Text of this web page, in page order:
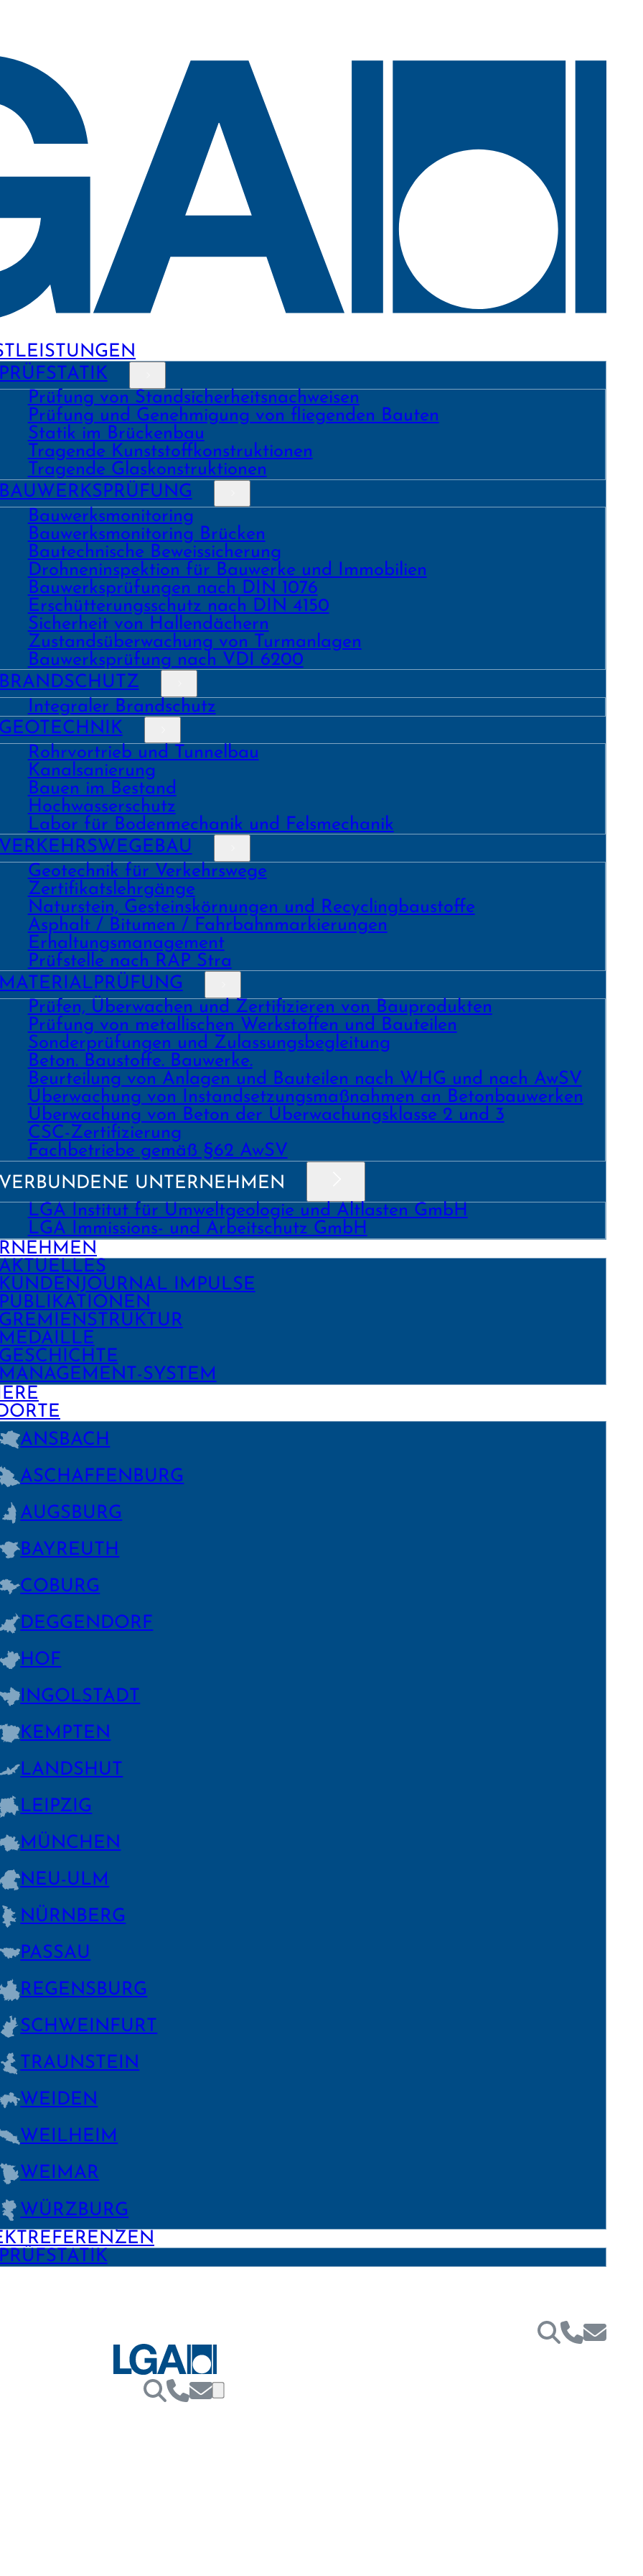
Prüfung von Stand­sicher­heits­nach­weisen
Prüfung und Geneh­migung von fliegenden Bauten
Statik im Brückenbau
Tragende Kunst­stoff­konstruk­tionen
Tragende Glas­konstruk­tionen
Bauwerks­monitoring
Bauwerks­monitoring Brücken
Bau­tech­nische Beweis­sicherung
Drohnen­inspektion für Bauwerke und Immobilien
Bau­werks­prüfungen nach DIN 1076
Erschüt­terungs­schutz nach DIN 4150
Sicher­heit von Hallen­dächern
Zustands­überwachung von Turm­anlagen
Bauwerks­prüfung nach VDI 6200
Integraler Brandschutz
Rohrvortrieb und Tunnelbau
Kanal­sanierung
Bauen im Bestand
Hochwasser­schutz
Labor für Boden­mechanik und Fels­mechanik
Geo­technik für Verkehrs­wege
Zertifikats­lehrgänge
Natur­stein, Gesteins­kör­nungen und Recycling­baustoffe
Asphalt / Bitumen / Fahrbahnmarkierungen
Erhaltungs­manage­ment
Prüf­stelle nach RAP Stra
Prüfen, Überwachen und Zertifizieren von Bauprodukten
Prüfung von metallischen Werk­stoffen und Bau­teilen
Sonder­prüfungen und Zulassungs­begleitung
Beton. Bau­stoffe. Bau­werke.
Beurtei­lung von Anlagen und Bau­teilen nach WHG und nach AwSV
Über­wachung von Instand­setzungs­maß­nahmen an Beton­bau­werken
Über­wachung von Beton der Über­wachungs­klasse 2 und 3
CSC-Zertifizierung
Fach­­betriebe gemäß §62 AwSV
UNTERNEHMEN
LGA Institut für Umweltgeologie und Altlasten GmbH
LGA Immissions- und Arbeitschutz GmbH
IMPULSE
SYSTEM
ANSBACH
ASCHAFFEN­BURG
AUGSBURG
BAYREUTH
COBURG
DEGGEN­DORF
HOF
INGOLSTADT
KEMPTEN
LANDSHUT
LEIPZIG
MÜNCHEN
NEU-ULM
NÜRNBERG
PASSAU
REGENS­BURG
SCHWEIN­FURT
TRAUNSTEIN
WEIDEN
WEILHEIM
WEIMAR
WÜRZBURG